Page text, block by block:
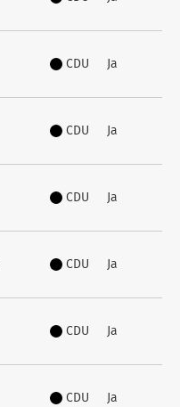
CDU Ja
CDU Ja
CDU Ja
CDU Ja
CDU Ja
CDU Ja